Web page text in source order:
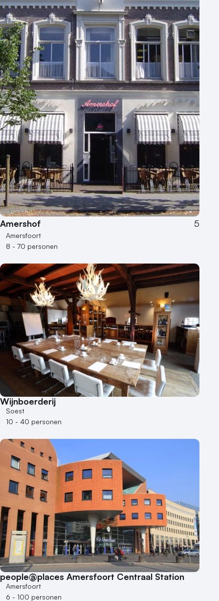
Amershof 5
Amersfoort
8 - 70 personen
Wijnboerderij
Soest
10 - 40 personen
people@places Amersfoort Centraal Station
Amersfoort
6 - 100 personen